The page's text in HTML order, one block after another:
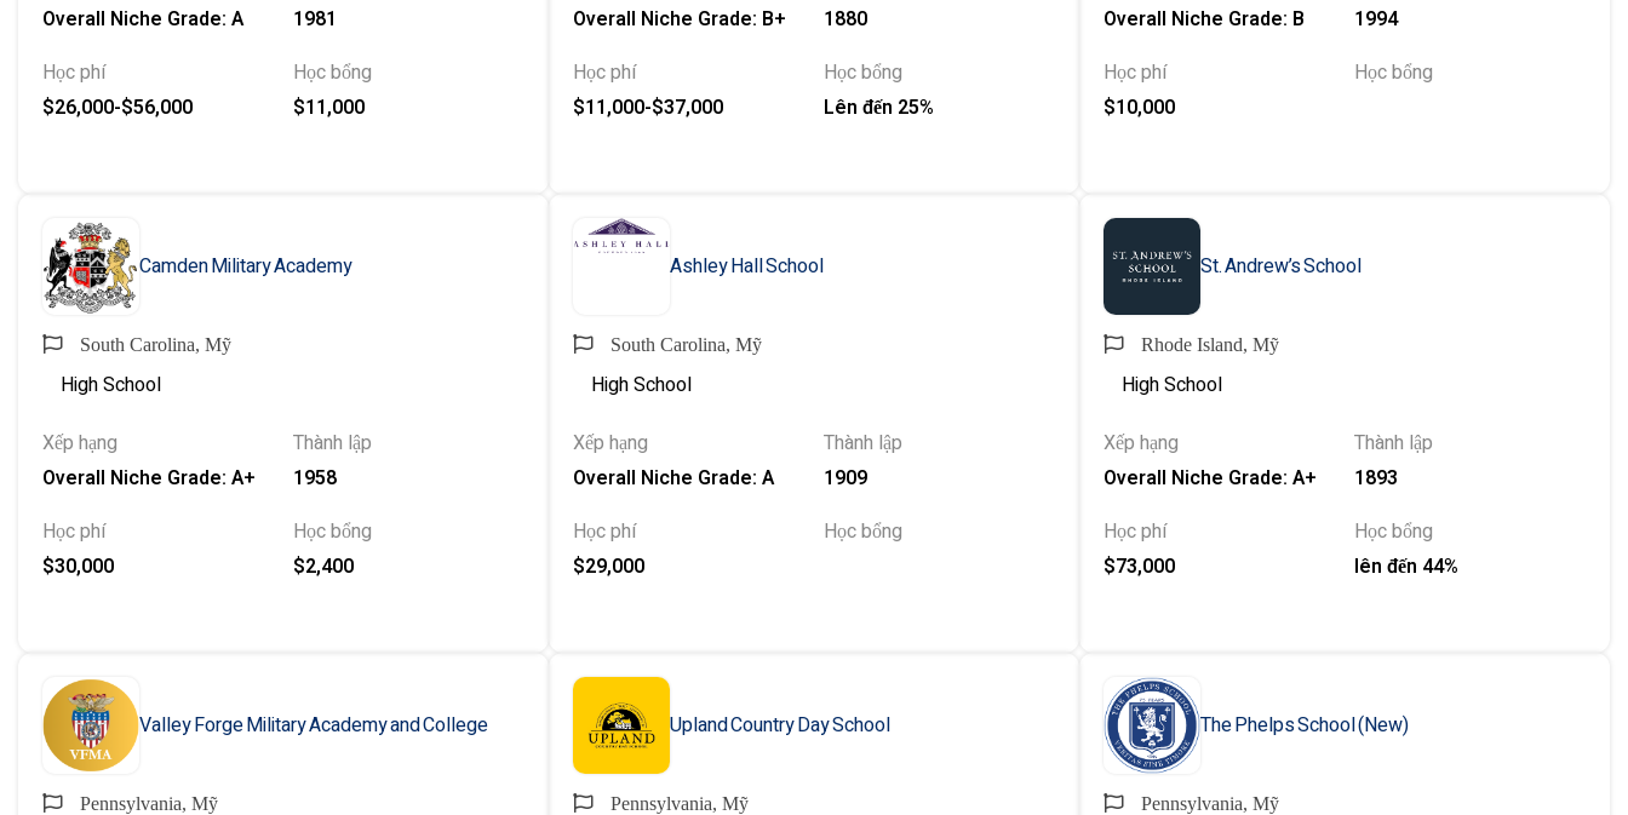
Overall Niche Grade: A
1981
Học phí
$26,000-$56,000
Học bổng
$11,000
Overall Niche Grade: B+
1880
Học phí
$11,000-$37,000
Học bổng
Lên đến 25%
Overall Niche Grade: B
1994
Học phí
$10,000
Học bổng
Camden Military Academy
South Carolina, Mỹ
High School
Xếp hạng
Overall Niche Grade: A+
Thành lập
1958
Học phí
$30,000
Học bổng
$2,400
Ashley Hall School
South Carolina, Mỹ
High School
Xếp hạng
Overall Niche Grade: A
Thành lập
1909
Học phí
$29,000
Học bổng
St. Andrew’s School
Rhode Island, Mỹ
High School
Xếp hạng
Overall Niche Grade: A+
Thành lập
1893
Học phí
$73,000
Học bổng
lên đến 44%
Valley Forge Military Academy and College
Pennsylvania, Mỹ
Upland Country Day School
Pennsylvania, Mỹ
The Phelps School (New)
Pennsylvania, Mỹ